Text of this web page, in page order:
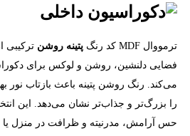
ترمووال MDF کد رنگ پتینه روشن ترکیبی
فضایی دلنشین، روشن و لوکس برای
می‌کند. رنگ روشن پتینه باعث بازتاب
را بزرگ‌تر و جذاب‌تر نشان می‌دهد. این
حس آرامش، مدرنیته و ظرافت در منزل یا